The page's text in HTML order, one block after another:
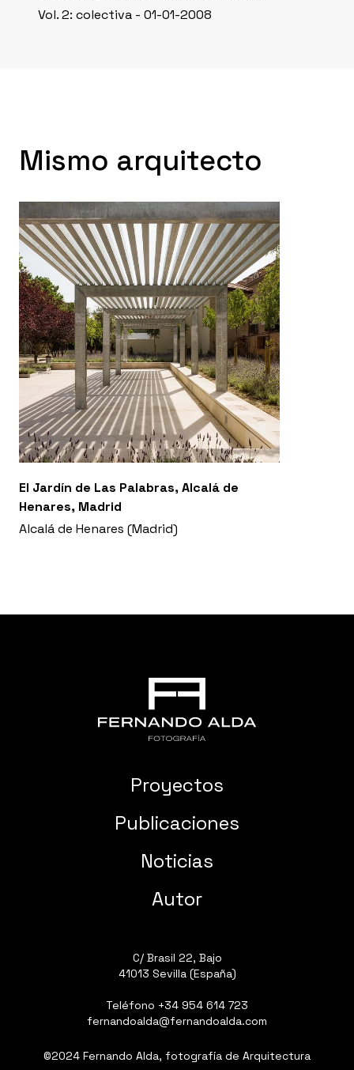
Vol. 2: colectiva - 01-01-2008
Mismo arquitecto
El Jardín de Las Palabras, Alcalá de
Henares, Madrid
Alcalá de Henares (Madrid)
Proyectos
Publicaciones
Noticias
Autor
C/ Brasil 22, Bajo
41013 Sevilla (España)
Teléfono +34 954 614 723
fernandoalda@fernandoalda.com
©2024 Fernando Alda, fotografía de Arquitectura